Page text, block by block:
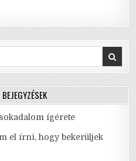
ígérete
el írni, hogy bekerüljek